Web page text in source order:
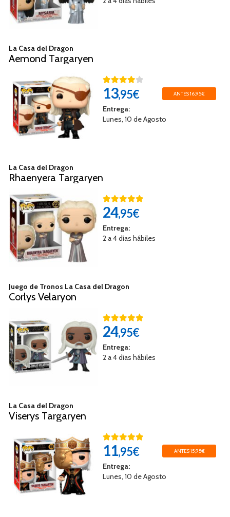
La Casa del Dragon
Aemond Targaryen
13,95€ ANTES 16,95€
Entrega:
Lunes, 10 de Agosto
La Casa del Dragon
Rhaenyera Targaryen
24,95€
Entrega:
2 a 4 días hábiles
Juego de Tronos La Casa del Dragon
Corlys Velaryon
24,95€
Entrega:
2 a 4 días hábiles
La Casa del Dragon
Viserys Targaryen
11,95€ ANTES 15,95€
Entrega:
Lunes, 10 de Agosto